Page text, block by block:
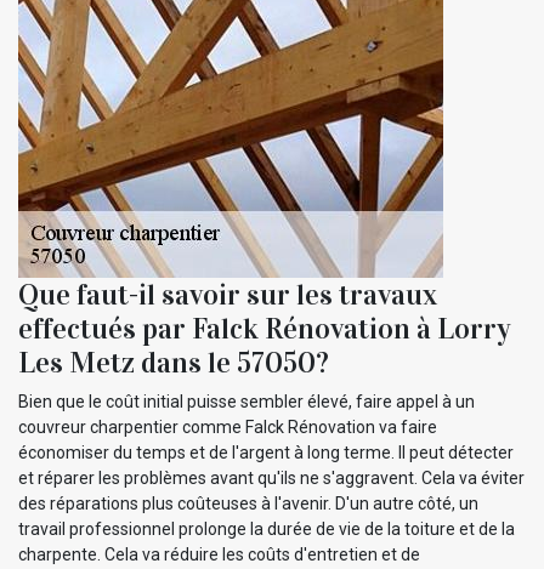
Que faut-il savoir sur les travaux
effectués par Falck Rénovation à Lorry
Les Metz dans le 57050?
Bien que le coût initial puisse sembler élevé, faire appel à un
couvreur charpentier comme Falck Rénovation va faire
économiser du temps et de l'argent à long terme. Il peut détecter
et réparer les problèmes avant qu'ils ne s'aggravent. Cela va éviter
des réparations plus coûteuses à l'avenir. D'un autre côté, un
travail professionnel prolonge la durée de vie de la toiture et de la
charpente. Cela va réduire les coûts d'entretien et de